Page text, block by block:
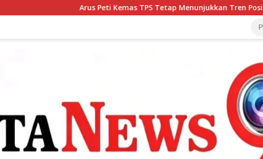
Arus Peti Kemas TPS Tetap Menunjukkan Tren Positif Pada Bulan Juli 2026